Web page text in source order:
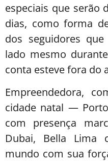
especiais que serão
dias, como forma
dos seguidores
lado mesmo
conta esteve fora do
Empreendedora,
cidade natal —
com presença
Dubai, Bella Lima
mundo com sua